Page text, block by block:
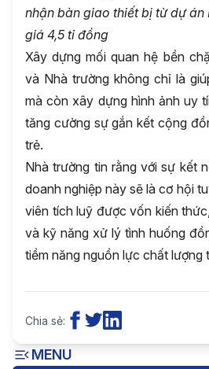
MENU
nhận bàn giao thiết bị từ dự án
giá 4,5 tỉ đồng
Xây dựng mối quan hệ bền
và Nhà trường không chỉ là
mà còn xây dựng hình ảnh uy
tăng cường sự gắn kết cộng
trẻ.
Nhà trường tin rằng với sự kết
doanh nghiệp này sẽ là cơ hội
viên tích luỹ được vốn kiến
và kỹ năng xử lý tình huống
tiềm năng nguồn lực chất lượng
Chia sẻ: